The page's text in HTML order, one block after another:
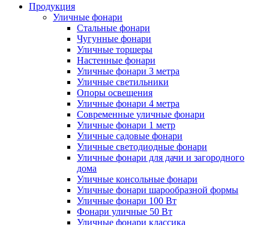
Продукция
Уличные фонари
Стальные фонари
Чугунные фонари
Уличные торшеры
Настенные фонари
Уличные фонари 3 метра
Уличные светильники
Опоры освещения
Уличные фонари 4 метра
Современные уличные фонари
Уличные фонари 1 метр
Уличные садовые фонари
Уличные светодиодные фонари
Уличные фонари для дачи и загородного
дома
Уличные консольные фонари
Уличные фонари шарообразной формы
Уличные фонари 100 Вт
Фонари уличные 50 Вт
Уличные фонари классика